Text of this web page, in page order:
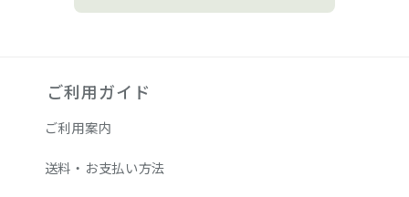
ご利用ガイド
ご利用案内
送料・お支払い方法